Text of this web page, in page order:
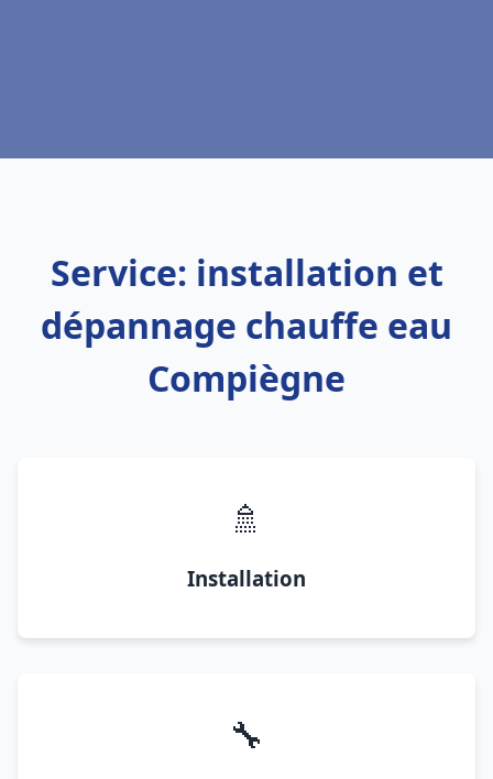
Service: installation et
dépannage chauffe eau
Compiègne
🚿
Installation
🔧